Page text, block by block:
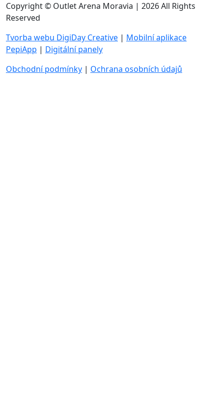
Copyright © Outlet Arena Moravia | 2026 All Rights
Reserved
Tvorba webu DigiDay Creative | Mobilní aplikace
PepiApp | Digitální panely
Obchodní podmínky | Ochrana osobních údajů